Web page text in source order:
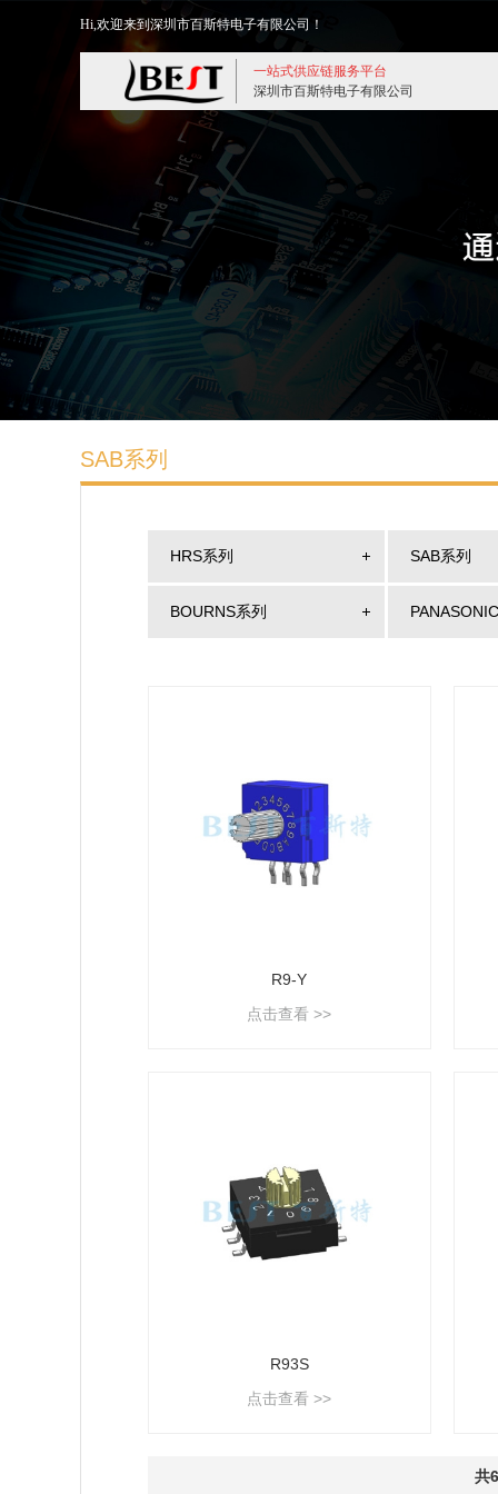
Hi,欢迎来到深圳市百斯特电子有限公司！
一站式供应链服务平台
深圳市百斯特电子有限公司
SAB系列
HRS系列 SAB系列
BOURNS系列
R9-Y
点击查看 >>
R93S
点击查看 >>
共